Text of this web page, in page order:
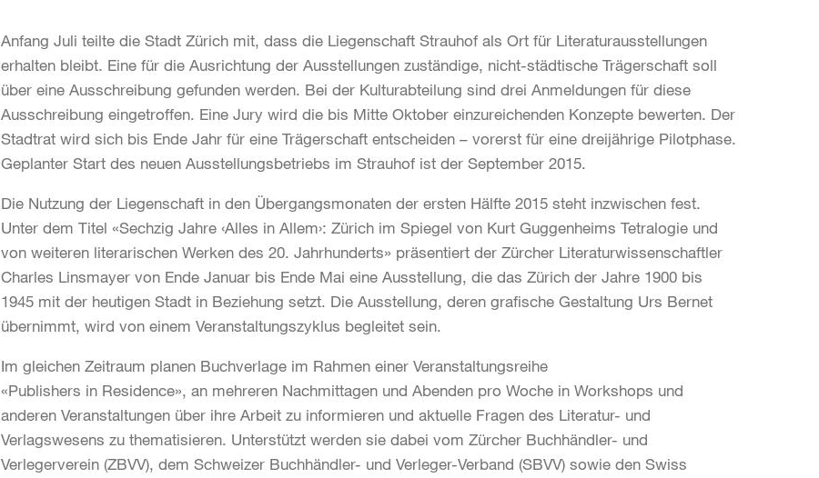
Anfang Juli teilte die Stadt Zürich mit, dass die Liegenschaft Strauhof als Ort für Literaturausstellungen
erhalten bleibt. Eine für die Ausrichtung der Ausstellungen zuständige, nicht-städtische Trägerschaft soll
über eine Ausschreibung gefunden werden. Bei der Kulturabteilung sind drei Anmeldungen für diese
Ausschreibung eingetroffen. Eine Jury wird die bis Mitte Oktober einzureichenden Konzepte bewerten. Der
Stadtrat wird sich bis Ende Jahr für eine Trägerschaft entscheiden – vorerst für eine dreijährige Pilotphase.
Geplanter Start des neuen Ausstellungsbetriebs im Strauhof ist der September 2015.
Die Nutzung der Liegenschaft in den Übergangsmonaten der ersten Hälfte 2015 steht inzwischen fest.
Unter dem Titel «Sechzig Jahre ‹Alles in Allem›: Zürich im Spiegel von Kurt Guggenheims Tetralogie und
von weiteren literarischen Werken des 20. Jahrhunderts» präsentiert der Zürcher Literaturwissenschaftler
Charles Linsmayer von Ende Januar bis Ende Mai eine Ausstellung, die das Zürich der Jahre 1900 bis
1945 mit der heutigen Stadt in Beziehung setzt. Die Ausstellung, deren grafische Gestaltung Urs Bernet
übernimmt, wird von einem Veranstaltungszyklus begleitet sein.
Im gleichen Zeitraum planen Buchverlage im Rahmen einer Veranstaltungsreihe
«Publishers in Residence», an mehreren Nachmittagen und Abenden pro Woche in Workshops und
anderen Veranstaltungen über ihre Arbeit zu informieren und aktuelle Fragen des Literatur- und
Verlagswesens zu thematisieren. Unterstützt werden sie dabei vom Zürcher Buchhändler- und
Verlegerverein (ZBVV), dem Schweizer Buchhändler- und Verleger-Verband (SBVV) sowie den Swiss